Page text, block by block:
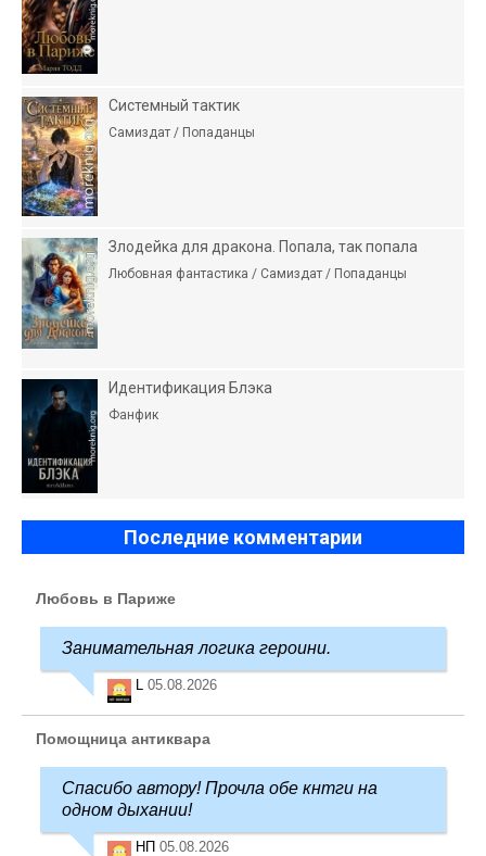
Системный тактик
Самиздат / Попаданцы
Злодейка для дракона. Попала, так попала
Любовная фантастика / Самиздат / Попаданцы
Идентификация Блэка
Фанфик
Последние комментарии
Любовь в Париже
Занимательная логика героини.
05.08.2026
Помощница антиквара
Спасибо автору! Прочла обе кнтги на
одном дыхании!
НП 05.08.2026